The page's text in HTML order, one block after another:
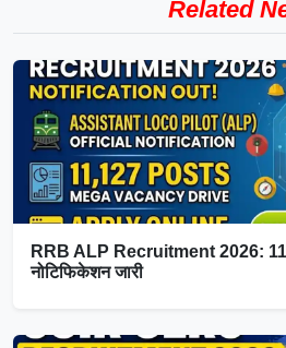
Related
RRB ALP Recruitment 2026:
नोटिफिकेशन जारी